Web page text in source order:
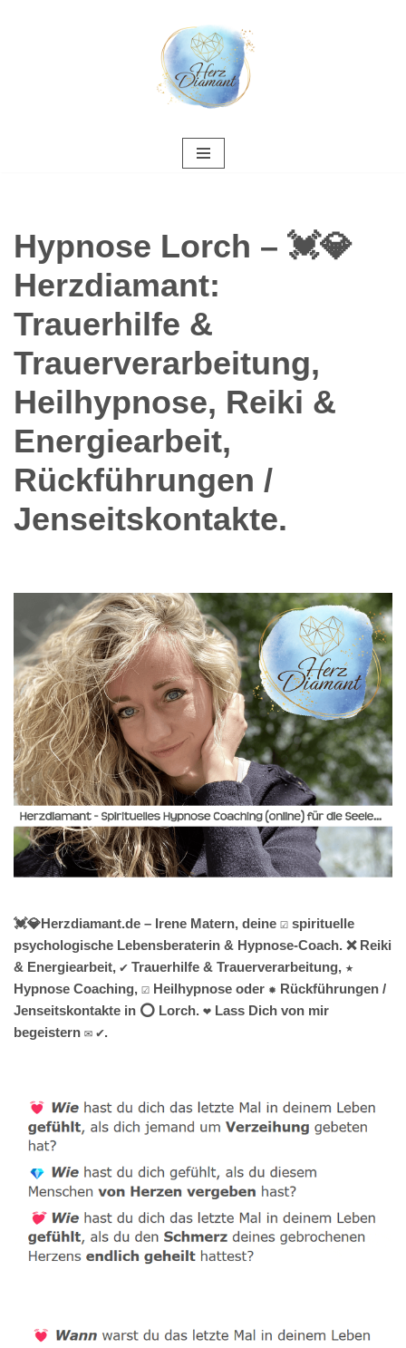
Hypnose Lorch – 💓️💎
Herzdiamant:
Trauerhilfe &
Trauerverarbeitung,
Heilhypnose, Reiki &
Energiearbeit,
Rückführungen /
Jenseitskontakte.
💓️💎Herzdiamant.de – Irene Matern, deine ☑️ spirituelle
psychologische Lebensberaterin & Hypnose-Coach. ❌ Reiki
& Energiearbeit, ✔️ Trauerhilfe & Trauerverarbeitung, ★
Hypnose Coaching, ☑️ Heilhypnose oder ✹ Rückführungen /
Jenseitskontakte in ⭕ Lorch. ❤ Lass Dich von mir
begeistern ✉ ✔.